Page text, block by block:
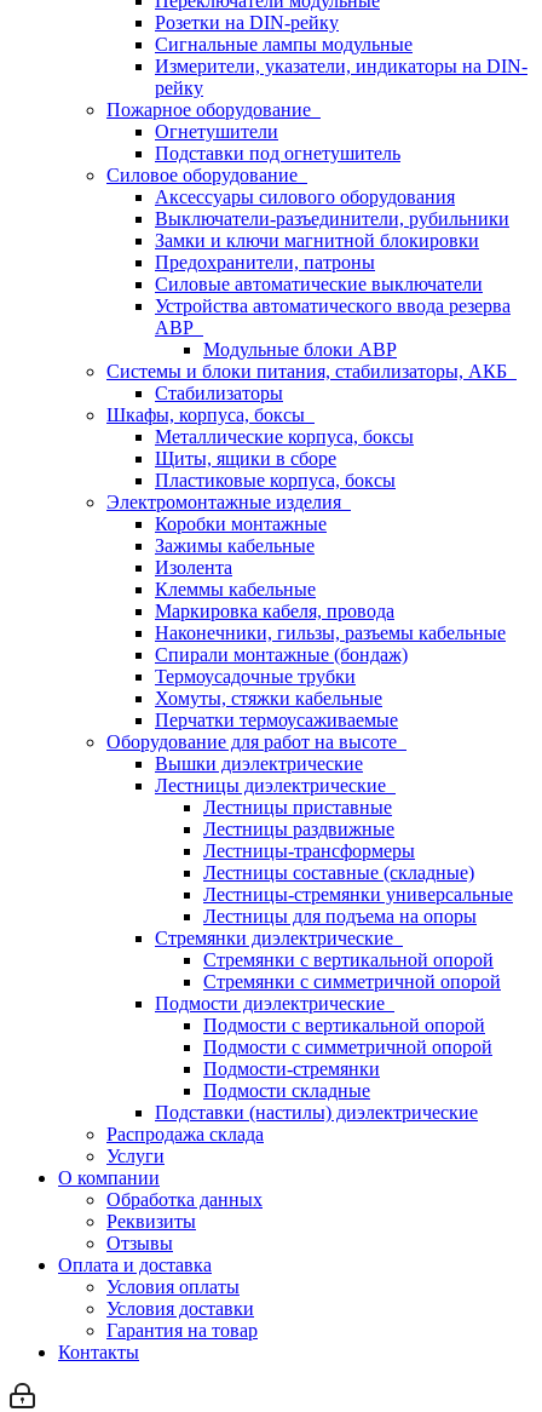
Розетки на DIN-рейку
Сигнальные лампы модульные
Измерители, указатели, индикаторы на DIN-
рейку
Пожарное оборудование
Огнетушители
Подставки под огнетушитель
Силовое оборудование
Аксессуары силового оборудования
Выключатели-разъединители, рубильники
Замки и ключи магнитной блокировки
Предохранители, патроны
Силовые автоматические выключатели
Устройства автоматического ввода резерва
АВР
Модульные блоки АВР
Системы и блоки питания, стабилизаторы, АКБ
Стабилизаторы
Шкафы, корпуса, боксы
Металлические корпуса, боксы
Щиты, ящики в сборе
Пластиковые корпуса, боксы
Электромонтажные изделия
Коробки монтажные
Зажимы кабельные
Изолента
Клеммы кабельные
Маркировка кабеля, провода
Наконечники, гильзы, разъемы кабельные
Спирали монтажные (бондаж)
Термоусадочные трубки
Хомуты, стяжки кабельные
Перчатки термоусаживаемые
Оборудование для работ на высоте
Вышки диэлектрические
Лестницы диэлектрические
Лестницы приставные
Лестницы раздвижные
Лестницы-трансформеры
Лестницы составные (складные)
Лестницы-стремянки универсальные
Лестницы для подъема на опоры
Стремянки диэлектрические
Стремянки с вертикальной опорой
Стремянки с симметричной опорой
Подмости диэлектрические
Подмости с вертикальной опорой
Подмости с симметричной опорой
Подмости-стремянки
Подмости складные
Подставки (настилы) диэлектрические
Распродажа склада
Услуги
О компании
Обработка данных
Реквизиты
Отзывы
Оплата и доставка
Условия оплаты
Условия доставки
Гарантия на товар
Контакты